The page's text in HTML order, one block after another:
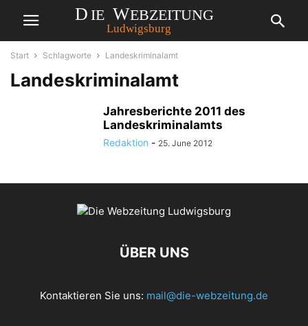
Start Schlagworte Landeskriminalamt
Landeskriminalamt
Jahresberichte 2011 des
Landeskriminalamts
Redaktion - 25. June 2012
ÜBER UNS
Kontaktieren Sie uns: mail@die-webzeitung.de